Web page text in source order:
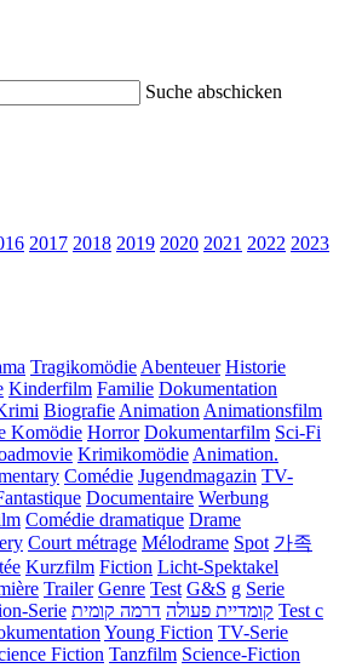
Suche abschicken
2017 2018 2019 2020 2021 2022 2023
Tragikomödie Abenteuer Historie
Kinderfilm Familie Dokumentation
Biografie Animation Animationsfilm
Komödie Horror Dokumentarfilm Sci-Fi
Krimikomödie Animation.
Comédie Jugendmagazin TV-
Documentaire Werbung
Comédie dramatique Drame
Court métrage Mélodrame Spot 가족
Kurzfilm Fiction Licht-Spektakel
Trailer Genre Test G&S g Serie
Serie קומדיית פעולה דרמה קומית
Test c
Young Fiction TV-Serie
Fiction Tanzfilm Science-Fiction